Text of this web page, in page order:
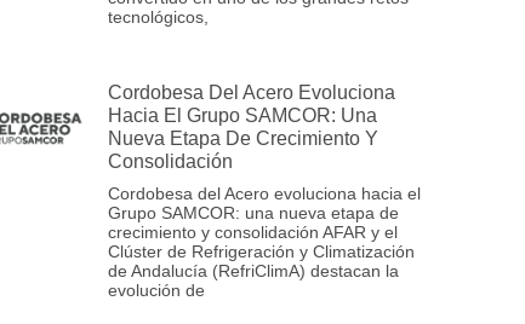
tecnológicos,
Cordobesa Del Acero Evoluciona
Hacia El Grupo SAMCOR: Una
Nueva Etapa De Crecimiento Y
Consolidación
Cordobesa del Acero evoluciona hacia el
Grupo SAMCOR: una nueva etapa de
crecimiento y consolidación AFAR y el
Clúster de Refrigeración y Climatización
de Andalucía (RefriClimA) destacan la
evolución de